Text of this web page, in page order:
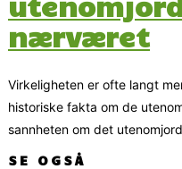
nærværet
Virkeligheten er ofte langt
historiske fakta om de
sannheten om det
SE OGSÅ